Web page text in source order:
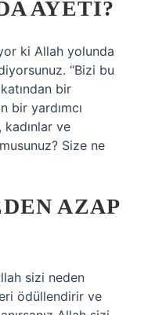
AYETI?
ki Allah yolunda
“Bizi bu
bir
bir yardımcı
ve
Size ne
AZAP
sizi neden
ödüllendirir ve